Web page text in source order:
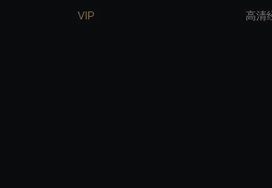
VIP 高清